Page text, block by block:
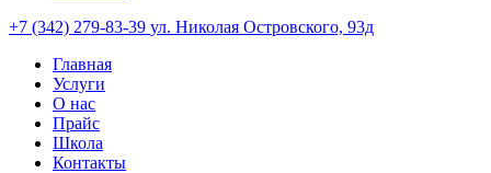
+7 (342) 279-83-39 ул. Николая Островского, 93д
Главная
Услуги
О нас
Прайс
Школа
Контакты